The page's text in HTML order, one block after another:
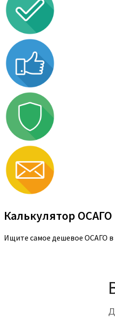
Калькулятор ОСАГО
Ищите самое дешевое ОСАГО в